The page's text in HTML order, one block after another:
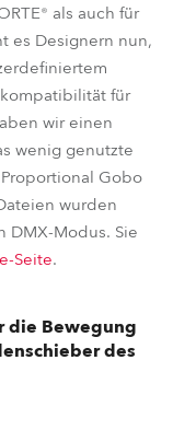
als auch für
es Designern nun,
für
wir einen
wenig genutzte
Gobo
wurden
Modus. Sie
Seite.
die Bewegung
des